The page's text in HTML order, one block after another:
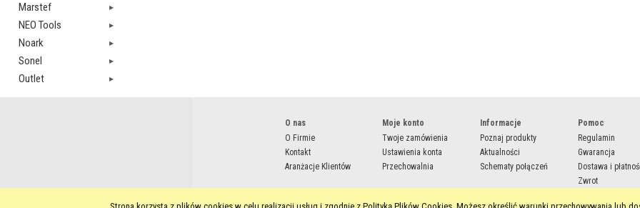
Marstef
NEO Tools
Noark
Sonel
Outlet
O nas
O Firmie
Kontakt
Aranżacje Klientów
Moje konto
Twoje zamówienia
Ustawienia konta
Przechowalnia
Informacje
Poznaj produkty
Aktualności
Schematy połączeń
Pomoc
Regulamin
Gwarancja
Dostawa i
Zwrot